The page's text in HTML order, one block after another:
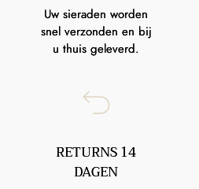
Uw sieraden worden
snel verzonden en bij
u thuis geleverd.
RETURNS 14
DAGEN